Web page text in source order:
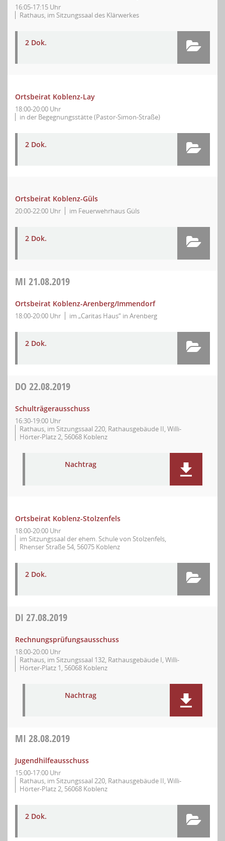
16:05-17:15 Uhr
Rathaus, im Sitzungssaal des Klärwerkes
2 Dok.
Ortsbeirat Koblenz-Lay
18:00-20:00 Uhr
in der Begegnungsstätte (Pastor-Simon-Straße)
2 Dok.
Ortsbeirat Koblenz-Güls
20:00-22:00 Uhr im Feuerwehrhaus Güls
2 Dok.
MI 21.08.2019
Ortsbeirat Koblenz-Arenberg/Immendorf
18:00-20:00 Uhr im „Caritas Haus“ in Arenberg
2 Dok.
DO 22.08.2019
Schulträgerausschuss
16:30-19:00 Uhr
Rathaus, im Sitzungssaal 220, Rathausgebäude II, Willi-
Hörter-Platz 2, 56068 Koblenz
Nachtrag
Ortsbeirat Koblenz-Stolzenfels
18:00-20:00 Uhr
im Sitzungssaal der ehem. Schule von Stolzenfels,
Rhenser Straße 54, 56075 Koblenz
2 Dok.
DI 27.08.2019
Rechnungsprüfungsausschuss
18:00-20:00 Uhr
Rathaus, im Sitzungssaal 132, Rathausgebäude I, Willi-
Hörter-Platz 1, 56068 Koblenz
Nachtrag
MI 28.08.2019
Jugendhilfeausschuss
15:00-17:00 Uhr
Rathaus, im Sitzungssaal 220, Rathausgebäude II, Willi-
Hörter-Platz 2, 56068 Koblenz
2 Dok.